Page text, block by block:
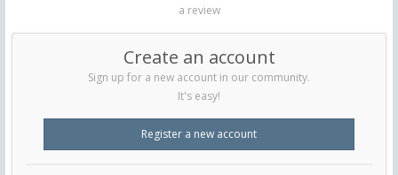
a review
Create an account
Sign up for a new account in our community.
It's easy!
Register a new account